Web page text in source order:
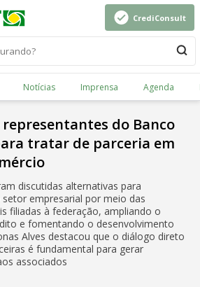
CrediConsult
Notícias Imprensa Agenda
representantes do Banco
tratar de parceria em
discutidas alternativas para
empresarial por meio das
filiadas à federação, ampliando o
e fomentando o desenvolvimento
Alves destacou que o diálogo direto
é fundamental para gerar
associados